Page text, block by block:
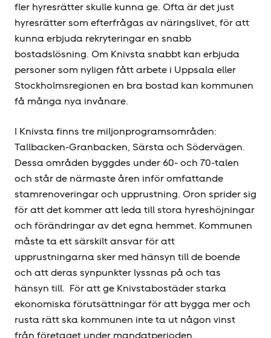
fler hyresrätter skulle kunna ge. Ofta är det just
hyresrätter som efterfrågas av näringslivet, för att
kunna erbjuda rekryteringar en snabb
bostadslösning. Om Knivsta snabbt kan erbjuda
personer som nyligen fått arbete i Uppsala eller
Stockholms­regionen en bra bostad kan kommunen
få många nya invånare.
I Knivsta finns tre miljonprogramsområden:
Tallbacken-Granbacken, Särsta och Södervägen.
Dessa områden byggdes under 60- och 70-talen
och står de närmaste åren inför omfattande
stamrenoveringar och upprustning. Oron sprider sig
för att det kommer att leda till stora hyres­höjningar
och förändringar av det egna hemmet. Kommunen
måste ta ett särskilt ansvar för att
upprustningarna sker med hänsyn till de boende
och att deras synpunkter lyssnas på och tas
hänsyn till. För att ge Knivstabostäder starka
ekonomiska förutsättningar för att bygga mer och
rusta rätt ska kommunen inte ta ut någon vinst
från företaget under mandatperioden.